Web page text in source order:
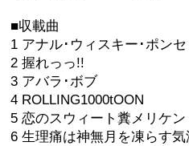
■収載曲
1 アナル･ウィスキー･ポンセ
2 握れっっ!!
3 アバラ･ボブ
4 ROLLING1000tOON
5 恋のスウィート糞メリケン
6 生理痛は神無月を凍らす気